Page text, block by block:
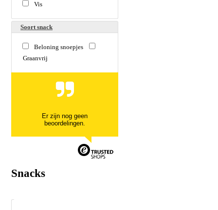
Vis
Soort snack
Beloning snoepjes
Graanvrij
Er zijn nog geen
beoordelingen.
Snacks